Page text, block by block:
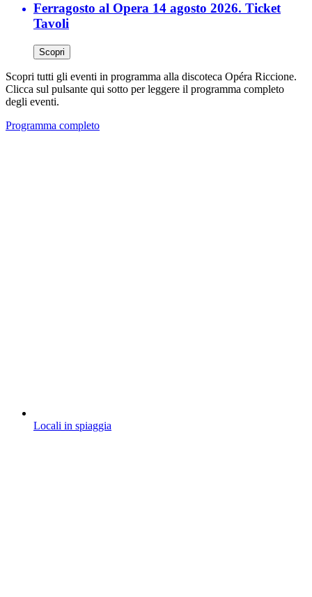
Ferragosto al Opera 14 agosto 2026. Ticket
Tavoli
Scopri
Scopri tutti gli eventi in programma alla discoteca Opéra Riccione.
Clicca sul pulsante qui sotto per leggere il programma completo
degli eventi.
Programma completo
Locali in spiaggia